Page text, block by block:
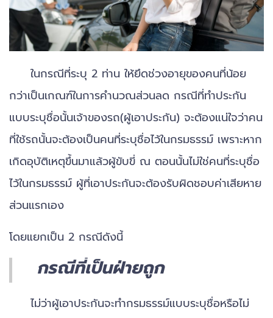
ในกรณีที่ระบุ 2 ท่าน ให้ยึดช่วงอายุของคนที่น้อย
กว่าเป็นเกณฑ์ในการคำนวณส่วนลด กรณีที่ทำประกัน
แบบระบุชื่อนั้นเจ้าของรถ(ผู้เอาประกัน) จะต้องแน่ใจว่าคน
ที่ใช้รถนั้นจะต้องเป็นคนที่ระบุชื่อไว้ในกรมธรรม์ เพราะหาก
เกิดอุบัติเหตุขึ้นมาแล้วผู้ขับขี่ ณ ตอนนั้นไม่ใช่คนที่ระบุชื่อ
ไว้ในกรมธรรม์ ผู้ที่เอาประกันจะต้องรับผิดชอบค่าเสียหาย
ส่วนแรกเอง
โดยแยกเป็น 2 กรณีดังนี้
กรณีที่เป็นฝ่ายถูก
ไม่ว่าผู้เอาประกันจะทำกรมธรรม์แบบระบุชื่อหรือไม่